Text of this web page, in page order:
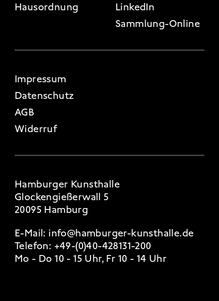
Hausordnung
LinkedIn
Sammlung-Online
FOOTER 4
Impressum
Datenschutz
AGB
Widerruf
Hamburger Kunsthalle
Glockengießerwall 5
20095 Hamburg
E-Mail: info@hamburger-kunsthalle.de
Telefon: +49-(0)40-428131-200
Mo - Do 10 - 15 Uhr, Fr 10 - 14 Uhr